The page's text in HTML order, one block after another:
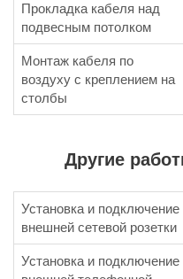
Прокладка кабеля над
подвесным потолком
Монтаж кабеля по
воздуху с креплением на
столбы
Другие
Установка и подключение
внешней сетевой розетки
Установка и подключение